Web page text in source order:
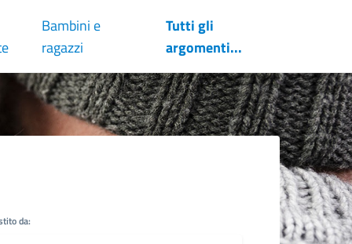
Bambini e
ragazzi
Tutti gli
argomenti...
da: